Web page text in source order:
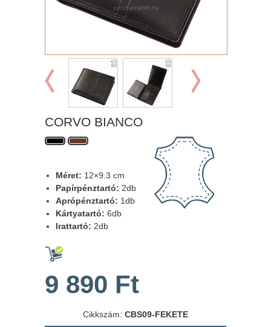
CORVO BIANCO
Méret: 12×9.3 cm
Papírpénztartó: 2db
Aprópénztartó: 1db
Kártyatartó: 6db
Irattartó: 2db
9 890 Ft
Cikkszám: CBS09-FEKETE